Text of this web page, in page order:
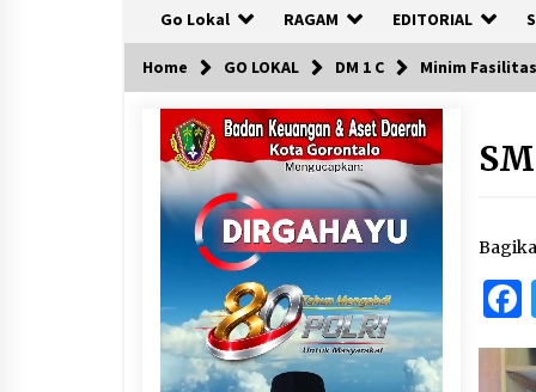
Go Lokal RAGAM EDITORIAL
Home GO LOKAL DM 1 C Minim